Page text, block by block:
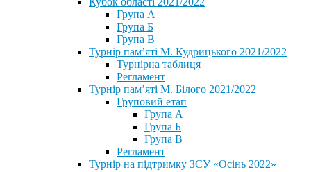
Група А
Група Б
Група В
Турнір пам’яті М. Кудрицького 2021/2022
Турнірна таблиця
Регламент
Турнір пам’яті М. Білого 2021/2022
Груповий етап
Група А
Група Б
Група В
Регламент
Турнір на підтримку ЗСУ «Осінь 2022»